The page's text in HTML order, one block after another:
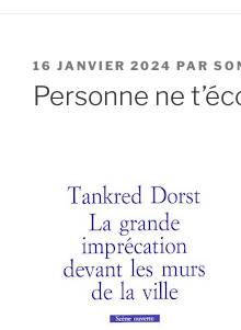
PUBLIÉ
LE
16 JANVIER 2024 PAR
Personne ne